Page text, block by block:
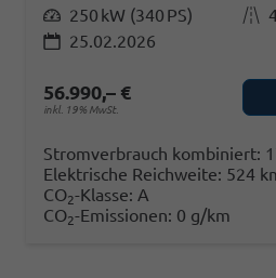
Leistung 250 kW (340 PS) Kilometerstand
25.02.2026
56.990,– €
inkl. 19% MwSt.
Stromverbrauch kombiniert:
Elektrische Reichweite: 524
CO2-Klasse: A
CO2-Emissionen: 0 g/km